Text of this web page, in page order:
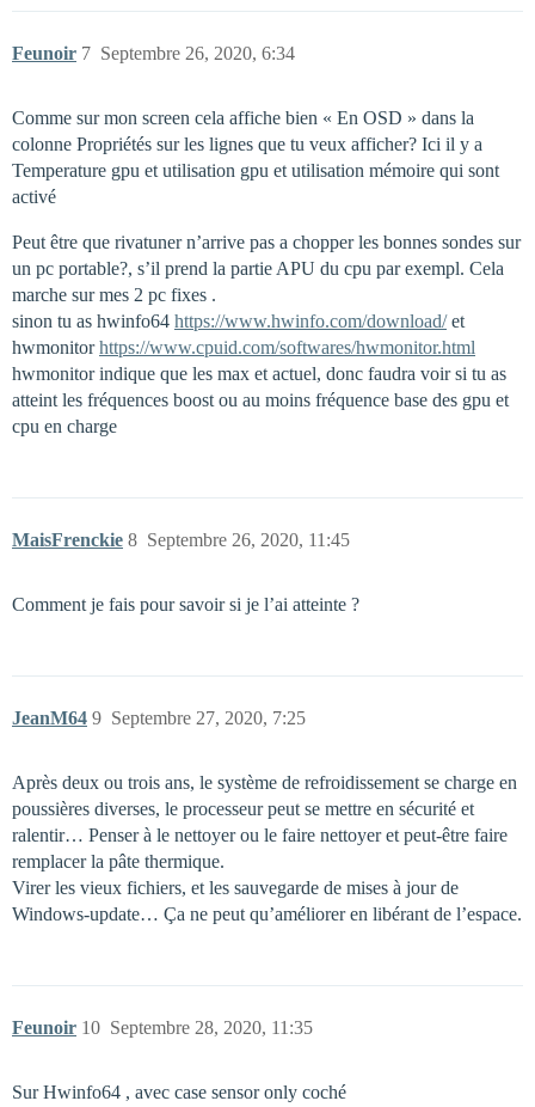
Feunoir Septembre 26, 2020, 6:34
7
Comme sur mon screen cela affiche bien « En OSD » dans la
colonne Propriétés sur les lignes que tu veux afficher? Ici il y a
Temperature gpu et utilisation gpu et utilisation mémoire qui sont
activé
Peut être que rivatuner n’arrive pas a chopper les bonnes sondes sur
un pc portable?, s’il prend la partie APU du cpu par exempl. Cela
marche sur mes 2 pc fixes .
sinon tu as hwinfo64 https://www.hwinfo.com/download/et
hwmonitorhttps://www.cpuid.com/softwares/hwmonitor.html
hwmonitor indique que les max et actuel, donc faudra voir si tu as
atteint les fréquences boost ou au moins fréquence base des gpu et
cpu en charge
MaisFrenckie Septembre 26, 2020, 11:45
8
Comment je fais pour savoir si je l’ai atteinte ?
JeanM64 Septembre 27, 2020, 7:25
9
Après deux ou trois ans, le système de refroidissement se charge en
poussières diverses, le processeur peut se mettre en sécurité et
ralentir… Penser à le nettoyer ou le faire nettoyer et peut-être faire
remplacer la pâte thermique.
Virer les vieux fichiers, et les sauvegarde de mises à jour de
Windows-update… Ça ne peut qu’améliorer en libérant de l’espace.
Feunoir Septembre 28, 2020, 11:35
10
Sur Hwinfo64 , avec case sensor only coché